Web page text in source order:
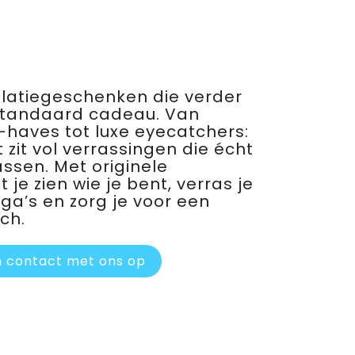
die verder
cadeau. Van
tot luxe eyecatchers:
vol verrassingen die écht
Met originele
je zien wie je bent, verras je
en zorg je voor een
contact met ons op